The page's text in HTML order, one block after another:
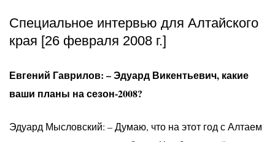
Специальное интервью для Алтайского
края [26 февраля 2008 г.]
Евгений Гаврилов: – Эдуард Викентьевич, какие
ваши планы на сезон-2008?
Эдуард Мысловский: – Думаю, что на этот год с Алтаем